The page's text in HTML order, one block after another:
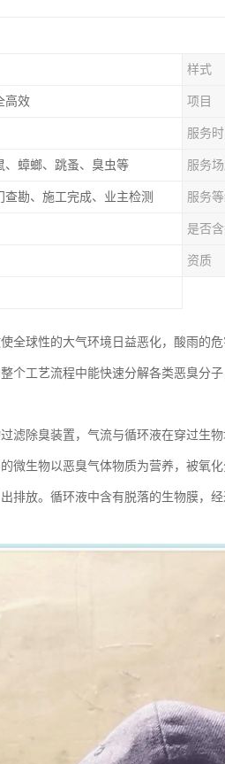
样式
高效 项目
服务时
、蟑螂、跳蚤、臭虫等 服务
查勘、施工完成、业主检测 服务
是否
资质
全球性的大气环境日益恶化，酸雨的
个工艺流程中能快速分解各类恶臭分子
滤除臭装置，气流与循环液在穿过生
微生物以恶臭气体物质为营养，被氧
排放。循环液中含有脱落的生物膜，